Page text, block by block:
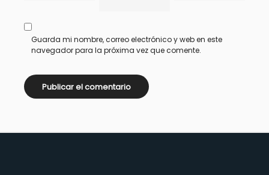
Guarda mi nombre, correo electrónico y web en este
navegador para la próxima vez que comente.